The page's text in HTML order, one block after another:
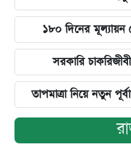
১৮০ দিনের মূল্যায়ন
সরকারি
তাপমাত্রা নিয়ে নতুন